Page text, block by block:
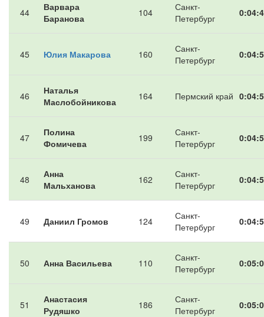
44
Варвара
Баранова
104
Санкт-
Петербург
45 Юлия Макарова 160
Санкт-
Петербург
46
Наталья
Маслобойникова
164 Пермский край
47
Полина
Фомичева
199
Санкт-
Петербург
48
Анна
Мальханова
162
Санкт-
Петербург
49 Даниил Громов 124
Санкт-
Петербург
50 Анна Васильева 110
Санкт-
Петербург
51
Анастасия
Рудяшко
186
Санкт-
Петербург